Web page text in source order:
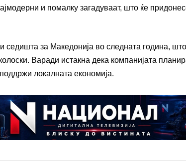
и помалку загадуваат, што ќе
за Македонија во следната година,
Варади истакна дека компанијата
локалната економија.